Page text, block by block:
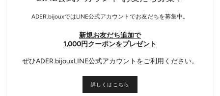
ADER.bijouxではLINE公式アカウントでお友だちを募集中。
新規お友だち追加で
1,000円クーポンをプレゼント
ぜひADER.bijouxLINE公式アカウントをご利用ください。
詳しくはこちら